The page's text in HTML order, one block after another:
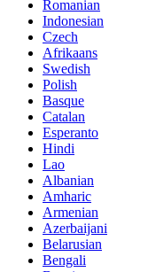
Romanian
Indonesian
Czech
Afrikaans
Swedish
Polish
Basque
Catalan
Esperanto
Hindi
Lao
Albanian
Amharic
Armenian
Azerbaijani
Belarusian
Bengali